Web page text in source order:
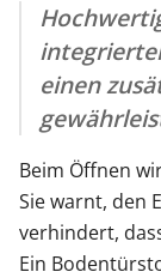
einen
Beim Öffnen
Sie warnt, den
verhindert,
Ein